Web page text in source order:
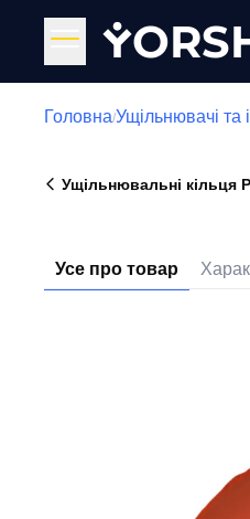
Y
Головна/Ущільнювачі та
Ущільнювальні кільця
Усе про товар